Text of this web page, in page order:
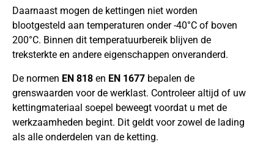
Daarnaast mogen de kettingen niet worden
blootgesteld aan temperaturen onder -40°C of boven
200°C. Binnen dit temperatuurbereik blijven de
treksterkte en andere eigenschappen onveranderd.
De normen EN 818 en EN 1677 bepalen de
grenswaarden voor de werklast. Controleer altijd of uw
kettingmateriaal soepel beweegt voordat u met de
werkzaamheden begint. Dit geldt voor zowel de lading
als alle onderdelen van de ketting.